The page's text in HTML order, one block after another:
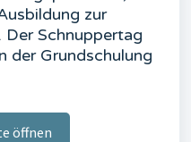
zur
Der Schnuppertag
der Grundschulung
öffnen